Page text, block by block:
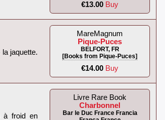
€13.00 Buy
jaquette.
MareMagnum
Pique-Puces
BELFORT, FR
[Books from Pique-Puces]
€14.00 Buy
à froid en
Livre Rare Book
Charbonnel
Bar le Duc France Francia